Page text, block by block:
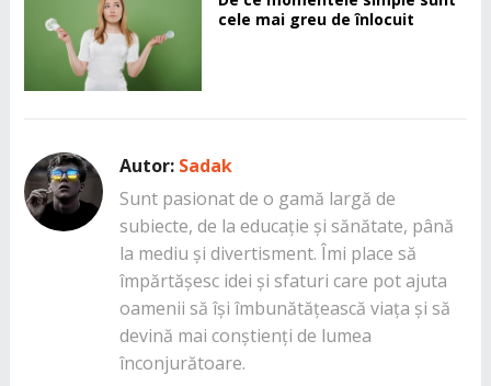
cele mai greu de înlocuit
Autor: Sadak
Sunt pasionat de o gamă largă de
subiecte, de la educație și sănătate, până
la mediu și divertisment. Îmi place să
împărtășesc idei și sfaturi care pot ajuta
oamenii să își îmbunătățească viața și să
devină mai conștienți de lumea
înconjurătoare.